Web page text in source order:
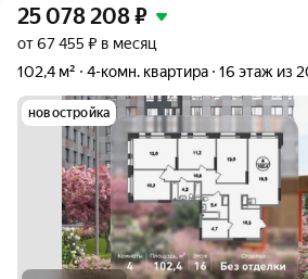
25 078 208₽
от 67 455 ₽ в месяц
102,4 м²
4-комн. квартира 16 этаж из
новостройка